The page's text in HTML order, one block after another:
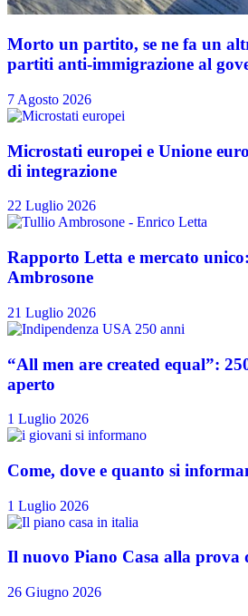
Morto un partito, se ne fa un
partiti anti-immigrazione al
7 Agosto 2026
Microstati europei e Unione
di integrazione
22 Luglio 2026
Rapporto Letta e mercato
Ambrosone
21 Luglio 2026
“All men are created equal”:
aperto
1 Luglio 2026
Come, dove e quanto si
1 Luglio 2026
Il nuovo Piano Casa alla prova
26 Giugno 2026